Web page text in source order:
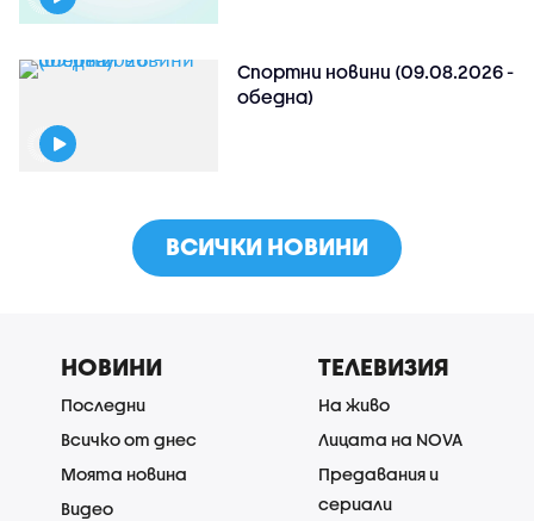
Спортни новини (09.08.2026 -
обедна)
ВСИЧКИ НОВИНИ
НОВИНИ
Последни
Всичко от днес
Моята новина
Видео
ТЕЛЕВИЗИЯ
На живо
Лицата на NOVA
Предавания и
сериали